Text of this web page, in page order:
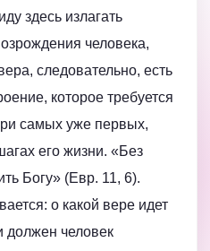
здесь излагать
человека,
следовательно, есть
которое требуется
самых уже первых,
его жизни. «Без
Богу» (Евр. 11, 6).
о какой вере идет
должен человек